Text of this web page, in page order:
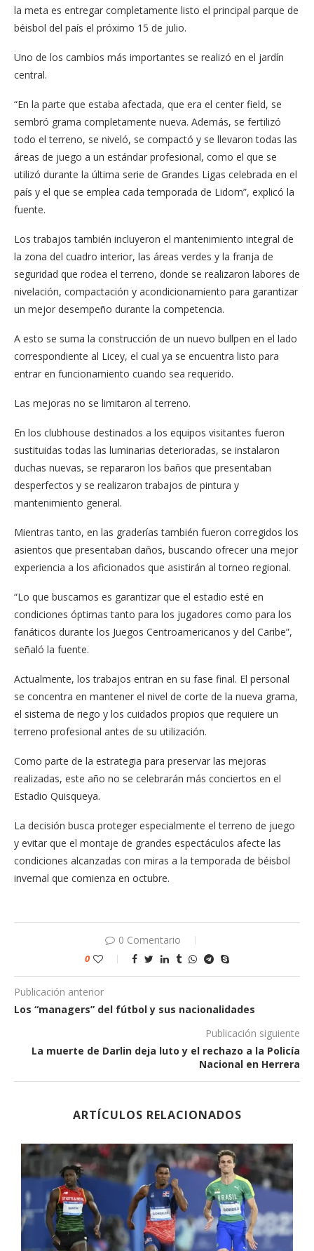
la meta es entregar completamente listo el principal parque de
béisbol del país el próximo 15 de julio.
Uno de los cambios más importantes se realizó en el jardín
central.
“En la parte que estaba afectada, que era el center field, se
sembró grama completamente nueva. Además, se fertilizó
todo el terreno, se niveló, se compactó y se llevaron todas las
áreas de juego a un estándar profesional, como el que se
utilizó durante la última serie de Grandes Ligas celebrada en el
país y el que se emplea cada temporada de Lidom”, explicó la
fuente.
Los trabajos también incluyeron el mantenimiento integral de
la zona del cuadro interior, las áreas verdes y la franja de
seguridad que rodea el terreno, donde se realizaron labores de
nivelación, compactación y acondicionamiento para garantizar
un mejor desempeño durante la competencia.
A esto se suma la construcción de un nuevo bullpen en el lado
correspondiente al Licey, el cual ya se encuentra listo para
entrar en funcionamiento cuando sea requerido.
Las mejoras no se limitaron al terreno.
En los clubhouse destinados a los equipos visitantes fueron
sustituidas todas las luminarias deterioradas, se instalaron
duchas nuevas, se repararon los baños que presentaban
desperfectos y se realizaron trabajos de pintura y
mantenimiento general.
Mientras tanto, en las graderías también fueron corregidos los
asientos que presentaban daños, buscando ofrecer una mejor
experiencia a los aficionados que asistirán al torneo regional.
“Lo que buscamos es garantizar que el estadio esté en
condiciones óptimas tanto para los jugadores como para los
fanáticos durante los Juegos Centroamericanos y del Caribe”,
señaló la fuente.
Actualmente, los trabajos entran en su fase final. El personal
se concentra en mantener el nivel de corte de la nueva grama,
el sistema de riego y los cuidados propios que requiere un
terreno profesional antes de su utilización.
Como parte de la estrategia para preservar las mejoras
realizadas, este año no se celebrarán más conciertos en el
Estadio Quisqueya.
La decisión busca proteger especialmente el terreno de juego
y evitar que el montaje de grandes espectáculos afecte las
condiciones alcanzadas con miras a la temporada de béisbol
invernal que comienza en octubre.
0 Comentario
0
Publicación anterior
Los “managers” del fútbol y sus nacionalidades
Publicación siguiente
La muerte de Darlin deja luto y el rechazo a la Policía
Nacional en Herrera
ARTÍCULOS RELACIONADOS